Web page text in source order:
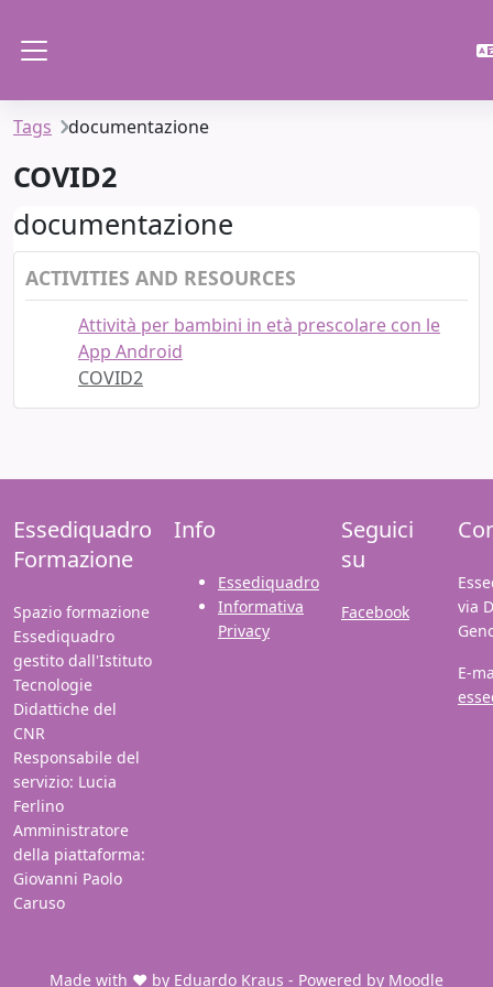
Tags documentazione
COVID2
documentazione
ACTIVITIES AND RESOURCES
Attività per bambini in età prescolare con le
App Android
COVID2
Essediquadro
Formazione
Spazio formazione
Essediquadro
gestito dall'Istituto
Tecnologie
Didattiche del
CNR
Responsabile del
servizio: Lucia
Ferlino
Amministratore
della piattaforma:
Giovanni Paolo
Caruso
Info
Essediquadro
Informativa
Privacy
Seguici
su
Facebook
via
E-
Made with ❤️ by Eduardo Kraus - Powered by Moodle